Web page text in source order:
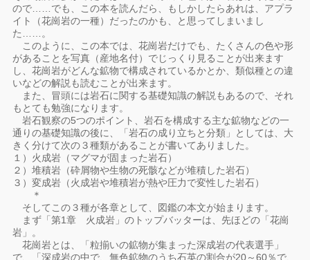
ので……でも、この本を読んだら、もしかしたらあれは、アプラ
イト（花崗岩の一種）だったのかも、と思ってしまいまし
た……。
このように、この本では、花崗岩だけでも、たくさんの色や形
があることを写真（産地名付）でじっくり見ることが出来ます
し、花崗岩がどんな鉱物で構成されているかとか、類似種との違
いなどの解説も読むことが出来ます。
また、冒頭には岩石に関する基礎知識の解説もあるので、それ
もとても勉強になります。
岩石観察の5つのポイント、岩石を構成する主な鉱物などの一
通りの基礎知識の後に、「岩石の成り立ちと分類」としては、大
きく分けて次の３種類があることが書いてありました。
１）火成岩（マグマが固まった岩石）
２）堆積岩（砕屑物や生物の死骸などが堆積した岩石）
３）変成岩（火成岩や堆積岩が熱や圧力で変性した岩石）
＊
そしてこの３種が各章として、図鑑の本文が始まります。
まず「第1章 火成岩」のトップバッターは、先ほどの「花崗
岩」。
花崗岩とは、「粒揃いの鉱物が集まった深成岩の代表選手」
で、「深成岩の中で、無色鉱物のうち石英の割合が20～60％で、